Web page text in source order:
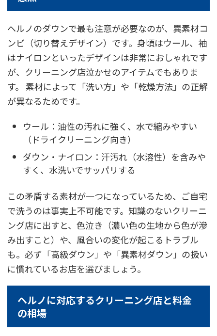
ヘルノのダウンで最も注意が必要なのが、異素材コ
ンビ（切り替えデザイン）です。身頃はウール、袖
はナイロンといったデザインは非常におしゃれです
が、クリーニング店泣かせのアイテムでもありま
す。 素材によって「洗い方」や「乾燥方法」の正解
が異なるためです。
ウール：油性の汚れに強く、水で縮みやすい
（ドライクリーニング向き）
ダウン・ナイロン：汗汚れ（水溶性）を含みや
すく、水洗いでサッパリする
この矛盾する素材が一つになっているため、ご自宅
で洗うのは事実上不可能です。知識のないクリーニ
ング店に出すと、色泣き（濃い色の生地から色が滲
み出すこと）や、風合いの変化が起こるトラブル
も。必ず「高級ダウン」や「異素材ダウン」の扱い
に慣れているお店を選びましょう。
ヘルノに対応するクリーニング店と料金
の相場